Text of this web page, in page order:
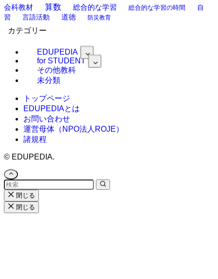
会科教材
算数 総合的な学習 総合的な学習の時間
自
習
言語活動 道徳 防災教育
カテゴリー
EDUPEDIA
for STUDENT
その他教科
未分類
トップページ
EDUPEDIAとは
お問い合わせ
運営母体（NPO法人ROJE）
諸規程
© EDUPEDIA.
閉じる
閉じる